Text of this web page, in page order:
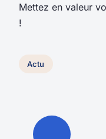
Mettez en valeur
!
Actu